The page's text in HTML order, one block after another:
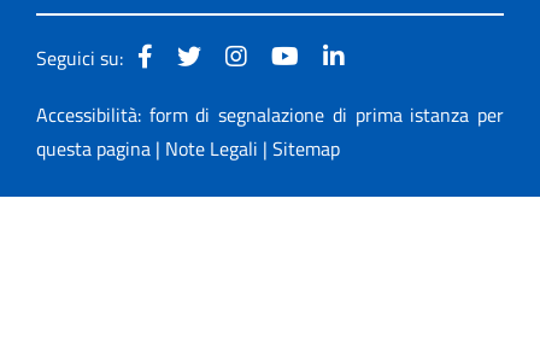
Seguici su:
Accessibilità: form di segnalazione di prima istanza per
questa pagina | Note Legali | Sitemap